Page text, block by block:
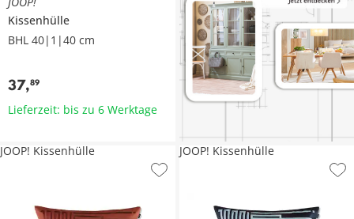
Kissenhülle
BHL 40|1|40 cm
37,89
Lieferzeit: bis zu 6 Werktage
JOOP! Kissenhülle JOOP! Kissenhülle